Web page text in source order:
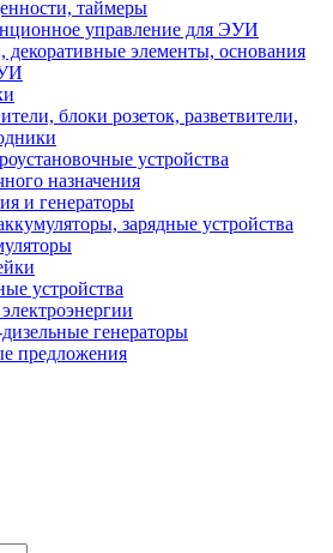
таймеры
управление для ЭУИ
декоративные элементы, основания
блоки розеток, разветвители,
устройства
назначения
и генераторы
зарядные устройства
устройства
генераторы
предложения